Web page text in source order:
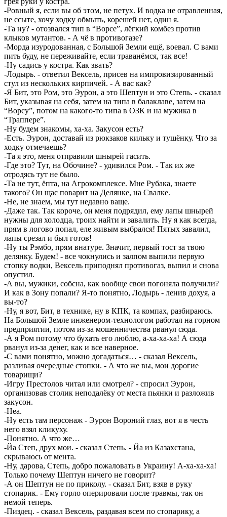
-Ровный я, если вы об этом, не петух. И водка не отравленная,
не ссыте, хочу ходку обмыть, корешей нет, один я.
-Та ну? - отозвался тип в “Ворсе”, лёгкий комбез против
клыков мутантов. - А чё в противогазе?
-Морда изуродованная, с Большой Земли ещё, воевал. С вами
пить буду, не переживайте, если траванёмся, так все!
-Ну садись у костра. Как звать?
-Лодырь. - ответил Вексель, присев на импровизированный
стул из нескольких кирпичей. - А вас как?
-Я Бит, это Ром, это Эурон, а это Шептун и это Степь. - сказал
Бит, указывая на себя, затем на типа в балаклаве, затем на
“Ворсу”, потом на какого-то типа в ОЗК и на мужика в
“Траппере”.
-Ну будем знакомы, ха-ха. Закусон есть?
-Есть. Эурон, доставай из рюкзаков кильку и тушёнку. Что за
ходку отмечаешь?
-Та я это, меня отправили шнырей гасить.
-Где это? Тут, на Обочине? - удивился Ром. - Так их же
отродясь тут не было.
-Та не тут, ёпта, на Агрокомплексе. Мне Рубака, знаете
такого? Он щас поварит на Делянке, на Свалке.
-Не, не знаем, мы тут недавно ваще.
-Даже так. Так короче, он меня подрядил, ему лапы шнырей
нужны для холодца, троих найти и завалить. Ну я как всегда,
прям в логово попал, еле живым выбрался! Пятых завалил,
лапы срезал и был готов!
-Ну ты Рэмбо, прям внатуре. Значит, первый тост за твою
делянку. Будем! - все чокнулись и залпом выпили первую
стопку водки, Вексель приподнял противогаз, выпил и снова
опустил.
-А вы, мужики, собсна, как вообще свои погоняла получили?
И как в Зону попали? Я-то понятно, Лодырь - ленив дохуя, а
вы-то?
-Ну, я вот, Бит, в технике, ну в КПК, та компах, разбираюсь.
На Большой Земле инженером-технологом работал на горном
предприятии, потом из-за мошенничества рванул сюда.
-А я Ром потому что бухать его люблю, а-ха-ха-ха! А сюда
рванул из-за денег, как и все наверное.
-С вами понятно, можно догадаться… - сказал Вексель,
разливая очередные стопки. - А что же вы, мои дорогие
товарищи?
-Игру Престолов читал или смотрел? - спросил Эурон,
организовав столик неподалёку от места пьянки и разложив
закусон.
-Неа.
-Ну есть там персонаж - Эурон Вороний глаз, вот я в честь
него взял кликуху.
-Понятно. А что же…
-Йа Степ, друх мои. - сказал Степь. - Йа из Казахстана,
скрываюсь от мента.
-Ну, дарова, Степь, добро пожаловать в Украину! А-ха-ха-ха!
Только почему Шептун ничего не говорит?
-А он Шептун не по приколу. - сказал Бит, взяв в руку
стопарик. - Ему горло оперировали после травмы, так он
немой теперь.
-Пиздец. - сказал Вексель, раздавая всем по стопарику, а